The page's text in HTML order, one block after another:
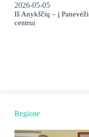
2026-05-05
Iš Anykščių – į
centrui
Regione